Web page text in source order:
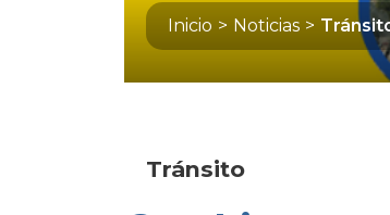
Inicio > Noticias >
Tránsito